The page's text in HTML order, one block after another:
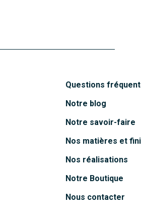
Questions
Notre blog
Notre savoir-faire
Nos matières et
Nos réalisations
Notre Boutique
Nous contacter